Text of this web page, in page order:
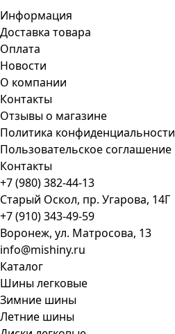
Информация
Доставка товара
Оплата
Новости
О компании
Контакты
Отзывы о магазине
Политика конфиденциальности
Пользовательское соглашение
Контакты
+7 (980) 382-44-13
Старый Оскол, пр. Угарова, 14Г
+7 (910) 343-49-59
Воронеж, ул. Матросова, 13
info@mishiny.ru
Каталог
Шины легковые
Зимние шины
Летние шины